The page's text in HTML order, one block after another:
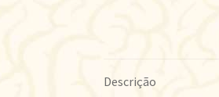
Descrição